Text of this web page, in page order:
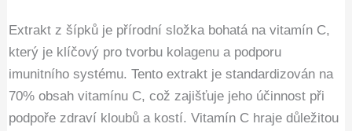
Extrakt z šípků je přírodní složka bohatá na vitamín C,
který je klíčový pro tvorbu kolagenu a podporu
imunitního systému. Tento extrakt je standardizován na
70% obsah vitamínu C, což zajišťuje jeho účinnost při
podpoře zdraví kloubů a kostí. Vitamín C hraje důležitou